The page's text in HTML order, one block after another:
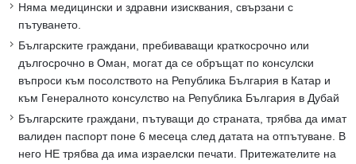
Няма медицински и здравни изисквания, свързани с
пътуването.
Българските граждани, пребиваващи краткосрочно или
дългосрочно в Оман, могат да се обръщат по консулски
въпроси към посолството на Република България в Катар и
към Генералното консулство на Република България в Дубай
Българските граждани, пътуващи до страната, трябва да имат
валиден паспорт поне 6 месеца след датата на отпътуване. В
него НЕ трябва да има израелски печати. Притежателите на